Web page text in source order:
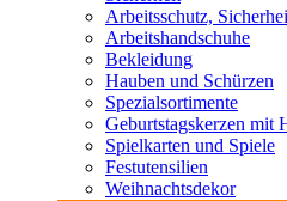
Arbeitsschutz,
Arbeitshandschuhe
Bekleidung
Hauben und Schürzen
Spezialsortimente
Geburtstagskerzen mit
Spielkarten und Spiele
Festutensilien
Weihnachtsdekor